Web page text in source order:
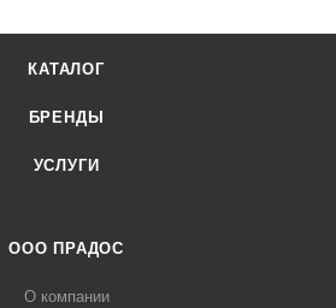
КАТАЛОГ
БРЕНДЫ
УСЛУГИ
ООО ПРАДОС
О компании